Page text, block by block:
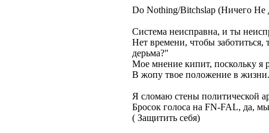
Do Nothing/Bitchslap (Ничего Не
Система неисправна, и ты
Нет времени, чтобы заботиться,
дерьма?"
Мое мнение кипит, поскольку я
В жопу твое положение в
Я сломаю стены политической
Бросок голоса на FN-FAL, да,
( Защитить себя)